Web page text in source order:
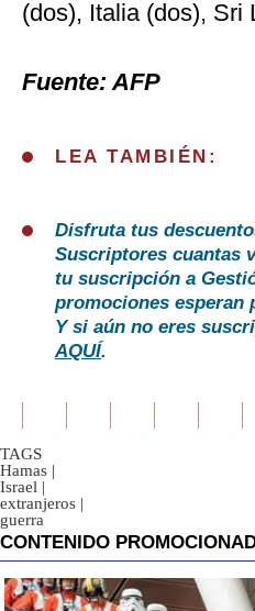
(dos), Italia (dos), Sri
Fuente: AFP
LEA TAMBIÉN:
Disfruta tus
Suscriptores cuantas
tu suscripción a
promociones
Y si aún no eres
AQUÍ.
TAGS
Hamas |
Israel |
extranjeros |
guerra